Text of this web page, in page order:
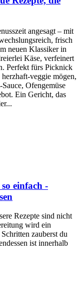
angesagt – mit
frisch
neuen Klassiker in
Käse, verfeinert
Perfekt fürs Picknick
veggie mögen,
Ofengemüse
Ein Gericht, das
einfach -
Rezepte sind nicht
wird ein
zauberst du
ist innerhalb